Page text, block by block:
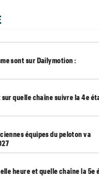
sont sur Dailymotion :
quelle chaîne suivre la 4e
équipes du peloton va
heure et quelle chaîne la 5e